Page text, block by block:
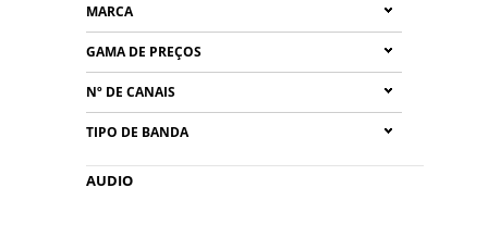
MARCA
GAMA DE PREÇOS
Nº DE CANAIS
TIPO DE BANDA
AUDIO